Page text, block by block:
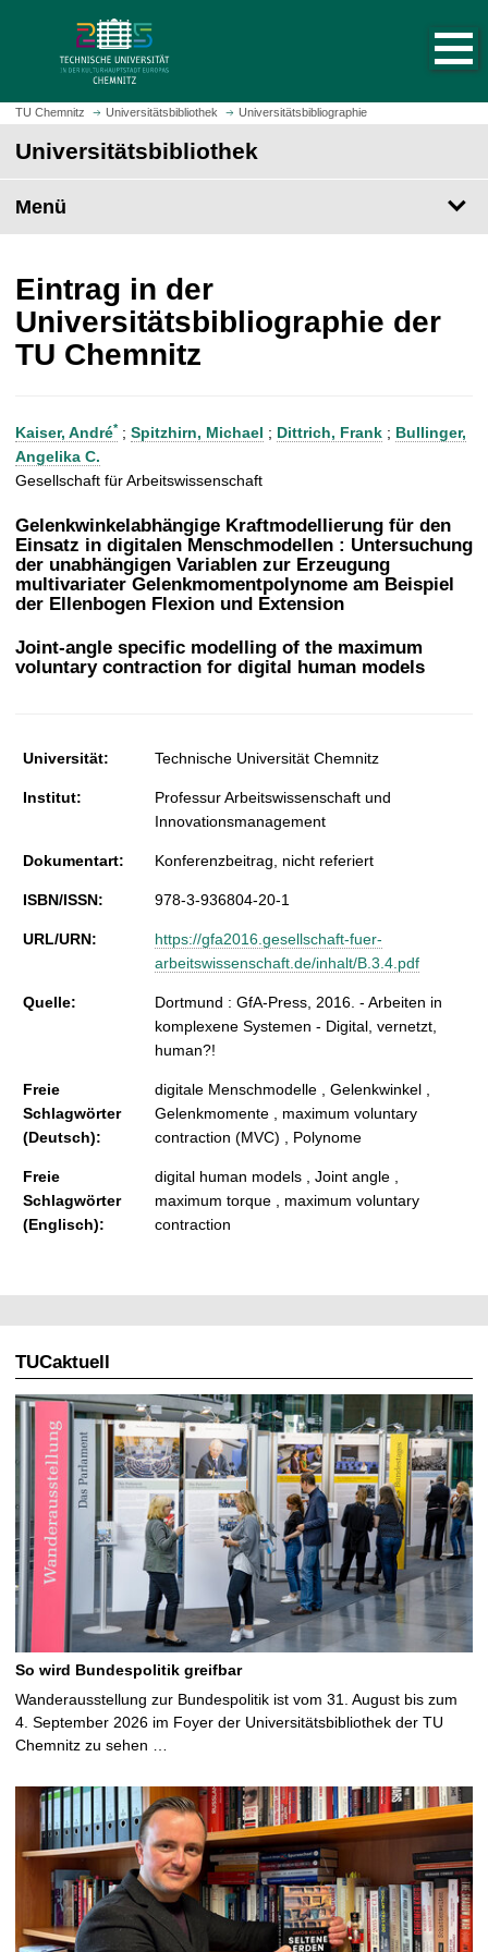
z
m
t
e
i
t
u
f
r
u
TU Chemnitz Universitätsbibliothek Universitätsbibliographie
Universitätsbibliothek
Menü
Eintrag in der
Universitätsbibliographie der
TU Chemnitz
Kaiser, André* ; Spitzhirn, Michael ; Dittrich, Frank ; Bullinger,
Angelika C.
Gesellschaft für Arbeitswissenschaft
Gelenkwinkelabhängige Kraftmodellierung für den
Einsatz in digitalen Menschmodellen : Untersuchung
der unabhängigen Variablen zur Erzeugung
multivariater Gelenkmomentpolynome am Beispiel
der Ellenbogen Flexion und Extension
Joint-angle specific modelling of the maximum
voluntary contraction for digital human models
Universität: Technische Universität Chemnitz
Institut:
Professur Arbeitswissenschaft und
Innovationsmanagement
Dokumentart: Konferenzbeitrag, nicht referiert
ISBN/ISSN: 978-3-936804-20-1
URL/URN:
https://gfa2016.gesellschaft-fuer-
arbeitswissenschaft.de/inhalt/B.3.4.pdf
Quelle:
Dortmund : GfA-Press, 2016. - Arbeiten in
komplexene Systemen - Digital, vernetzt,
human?!
Freie
Schlagwörter
(Deutsch):
digitale Menschmodelle , Gelenkwinkel ,
Gelenkmomente , maximum voluntary
contraction (MVC) , Polynome
Freie
Schlagwörter
(Englisch):
digital human models , Joint angle ,
maximum torque , maximum voluntary
contraction
TUCaktuell
So wird Bundespolitik greifbar
Wanderausstellung zur Bundespolitik ist vom 31. August bis zum
4. September 2026 im Foyer der Universitätsbibliothek der TU
Chemnitz zu sehen …